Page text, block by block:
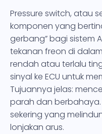
Pressure switch, atau
komponen yang
gerbang” bagi sistem
tekanan freon di
rendah atau terlalu
sinyal ke ECU untuk
Tujuannya jelas:
parah dan
sekering yang
lonjakan arus.